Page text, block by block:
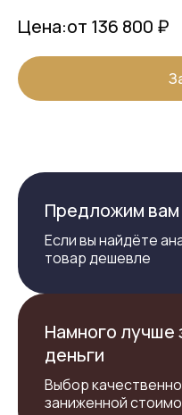
Цена:от 136 800 ₽
Предложим
Если вы найдёте
товар дешевле
Намного лучше
деньги
Выбор
заниженной